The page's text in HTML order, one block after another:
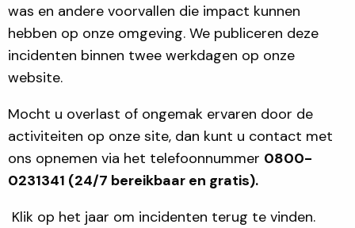
was en andere voorvallen die impact kunnen
hebben op onze omgeving. We publiceren deze
incidenten binnen twee werkdagen op onze
website.
Mocht u overlast of ongemak ervaren door de
activiteiten op onze site, dan kunt u contact met
ons opnemen via het telefoonnummer 0800-
0231341 (24/7 bereikbaar en gratis).
Klik op het jaar om incidenten terug te vinden.